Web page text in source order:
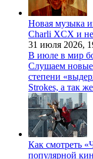
Новая музыка
Charli XCX и
31 июля 2026,
В июле в мир
Слушаем новые
степени
Strokes, а так
Как смотреть
популярной